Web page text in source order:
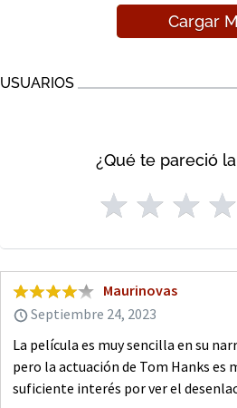
Cargar
USUARIOS
¿Qué te pareció
Maurinovas
Septiembre 24, 2023
La película es muy sencilla en su
pero la actuación de Tom Hanks es
suficiente interés por ver el